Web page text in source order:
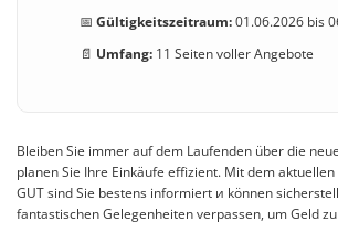
📅 Gültigkeitszeitraum:01.06.2026 bis
📄 Umfang:11 Seiten voller Angebote
Bleiben Sie immer auf dem Laufenden über die
planen Sie Ihre Einkäufe effizient. Mit dem aktuellen
GUT sind Sie bestens informiert и können
fantastischen Gelegenheiten verpassen, um Geld